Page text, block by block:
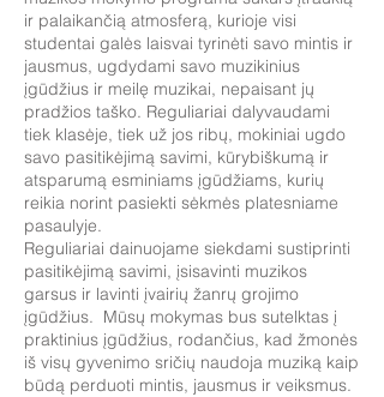
ir palaikančią atmosferą, kurioje visi
studentai galės laisvai tyrinėti savo mintis ir
jausmus, ugdydami savo muzikinius
įgūdžius ir meilę muzikai, nepaisant jų
pradžios taško. Reguliariai dalyvaudami
tiek klasėje, tiek už jos ribų, mokiniai ugdo
savo pasitikėjimą savimi, kūrybiškumą ir
atsparumą esminiams įgūdžiams, kurių
reikia norint pasiekti sėkmės platesniame
pasaulyje.
Reguliariai dainuojame siekdami sustiprinti
pasitikėjimą savimi, įsisavinti muzikos
garsus ir lavinti įvairių žanrų grojimo
įgūdžius. Mūsų mokymas bus sutelktas į
praktinius įgūdžius, rodančius, kad žmonės
iš visų gyvenimo sričių naudoja muziką kaip
būdą perduoti mintis, jausmus ir veiksmus.